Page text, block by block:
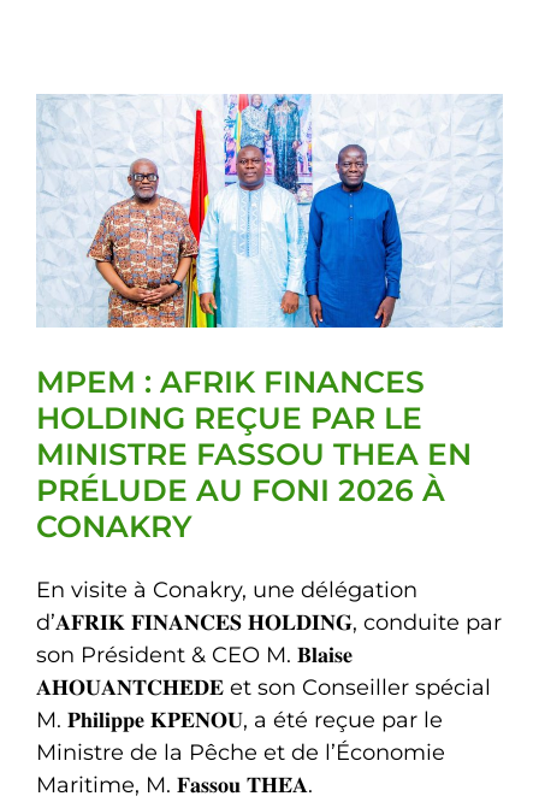
MPEM : AFRIK FINANCES
HOLDING REÇUE PAR LE
MINISTRE FASSOU THEA EN
PRÉLUDE AU FONI 2026 À
CONAKRY
En visite à Conakry, une délégation
d’𝐀𝐅𝐑𝐈𝐊 𝐅𝐈𝐍𝐀𝐍𝐂𝐄𝐒 𝐇𝐎𝐋𝐃𝐈𝐍𝐆, conduite par
son Président & CEO M. 𝐁𝐥𝐚𝐢𝐬𝐞
𝐀𝐇𝐎𝐔𝐀𝐍𝐓𝐂𝐇𝐄̀𝐃𝐄 et son Conseiller spécial
M. 𝐏𝐡𝐢𝐥𝐢𝐩𝐩𝐞 𝐊𝐏𝐄𝐍𝐎𝐔, a été reçue par le
Ministre de la Pêche et de l’Économie
Maritime, M. 𝐅𝐚𝐬𝐬𝐨𝐮 𝐓𝐇𝐄́𝐀.